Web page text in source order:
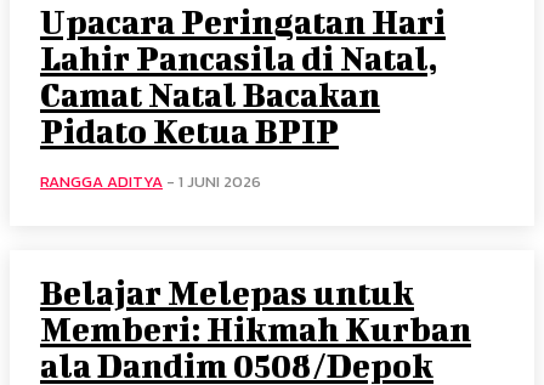
Upacara Peringatan Hari
Lahir Pancasila di Natal,
Camat Natal Bacakan
Pidato Ketua BPIP
RANGGA ADITYA - 1 JUNI 2026
Belajar Melepas untuk
Memberi: Hikmah Kurban
ala Dandim 0508/Depok